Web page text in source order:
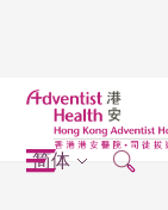
简体